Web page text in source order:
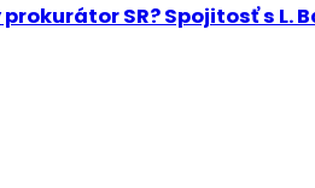
SR? Spojitosť s L.